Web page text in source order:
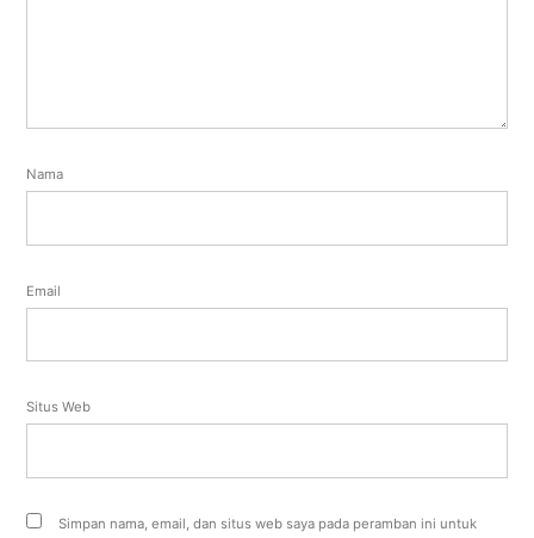
Nama
Email
Situs Web
Simpan nama, email, dan situs web saya pada peramban ini untuk